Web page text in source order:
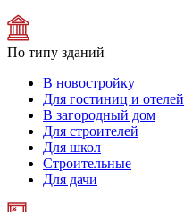
По типу зданий
В новостройку
Для гостиниц и отелей
В загородный дом
Для строителей
Для школ
Строительные
Для дачи